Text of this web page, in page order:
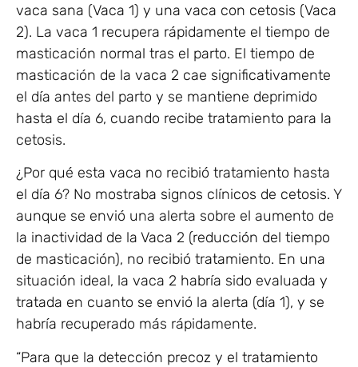
vaca sana (Vaca 1) y una vaca con cetosis (Vaca
2). La vaca 1 recupera rápidamente el tiempo de
masticación normal tras el parto. El tiempo de
masticación de la vaca 2 cae significativamente
el día antes del parto y se mantiene deprimido
hasta el día 6, cuando recibe tratamiento para la
cetosis.
¿Por qué esta vaca no recibió tratamiento hasta
el día 6? No mostraba signos clínicos de cetosis. Y
aunque se envió una alerta sobre el aumento de
la inactividad de la Vaca 2 (reducción del tiempo
de masticación), no recibió tratamiento. En una
situación ideal, la vaca 2 habría sido evaluada y
tratada en cuanto se envió la alerta (día 1), y se
habría recuperado más rápidamente.
“Para que la detección precoz y el tratamiento